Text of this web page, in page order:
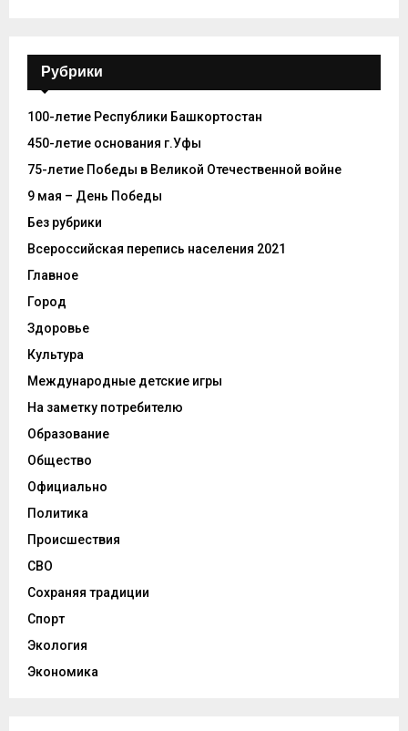
Рубрики
100-летие Республики Башкортостан
450-летие основания г.Уфы
75-летие Победы в Великой Отечественной войне
9 мая – День Победы
Без рубрики
Всероссийская перепись населения 2021
Главное
Город
Здоровье
Культура
Международные детские игры
На заметку потребителю
Образование
Общество
Официально
Политика
Происшествия
СВО
Сохраняя традиции
Спорт
Экология
Экономика